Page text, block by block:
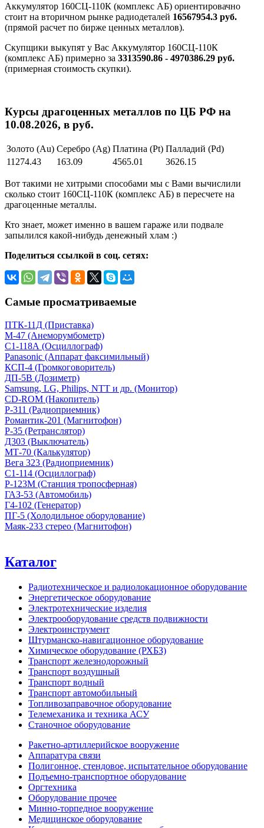
Аккумулятор 160СЦ-110К (комплекс АБ) ориентировачно
стоит на вторичном рынке радиодеталей 16567954.3 руб.
(прямой расчет по бирже ценных металлов).
Скупщики выкупят у Вас Аккумулятор 160СЦ-110К
(комплекс АБ) примерно за 3313590.86 - 4970386.29 руб.
(примерная стоимость скупки).
Курсы драгоценных металлов по ЦБ РФ на
10.08.2026, в руб.
Золото (Au) Серебро (Ag) Платина (Pt) Палладий (Pd)
11274.43
163.09 4565.01 3626.15
Вот такими не хитрыми способами мы с Вами вычислили
сколько стоит 160СЦ-110К (комплекс АБ) в пересчете на
драгоценные металлы.
Кто знает, может именно в вашем гараже или подвале
запылился какой-нибудь денежный хлам :)
Поделиться ссылкой в соц. сетях:
Самые просматриваемые
ПТК-11Д (Приставка)
М-47 (Анеморумбометр)
С1-118А (Осциллограф)
Panasonic (Аппарат факсимильный)
КСП-4 (Громкоговоритель)
ДП-5В (Дозиметр)
Samsung, LG, Philips, NTT и др. (Монитор)
CD-ROM (Накопитель)
Р-311 (Радиоприемник)
Романтик-201 (Магнитофон)
Р-35 (Ретранслятор)
Д303 (Выключатель)
МТ-70 (Калькулятор)
Вега 323 (Радиоприемник)
С1-114 (Осциллограф)
Р-123М (Станция тропосферная)
ГАЗ-53 (Автомобиль)
Г4-102 (Генератор)
ПГ-5 (Холодильное оборудование)
Маяк-233 стерео (Магнитофон)
Каталог
Радиотехническое и радиолокационное оборудование
Энергетическое оборудование
Электротехнические изделия
Электрооборудование средств подвижности
Электроинструмент
Штурманско-навигационное оборудование
Химическое оборудование (РХБЗ)
Транспорт железнодорожный
Транспорт воздушный
Транспорт водный
Транспорт автомобильный
Топливозаправочное оборудование
Телемеханика и техника АСУ
Станочное оборудование
Ракетно-артиллерийское вооружение
Аппаратура связи
Полигонное, стендовое, испытательное оборудование
Подъемно-транспортное оборудование
Оргтехника
Оборудование прочее
Минно-торпедное вооружение
Медицинское оборудование